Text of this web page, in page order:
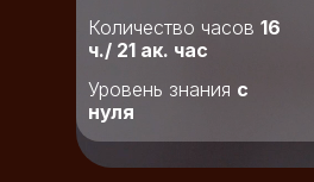
Уровень знания с
нуля
Количество часов 16
ч./ 21 ак. час